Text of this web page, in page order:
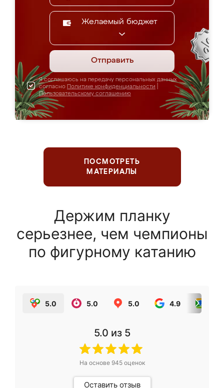
Желаемый бюджет
Отправить
Я соглашаюсь на передачу персональных данных
согласно Политике конфиденциальности
Пользовательскому соглашению
ПОСМОТРЕТЬ
МАТЕРИАЛЫ
Держим планку
серьезнее, чем чемпионы
по фигурному катанию
5.0 5.0 5.0 4.9
5.0 из 5
На основе 945оценок
Оставить отзыв